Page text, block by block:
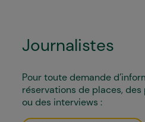
Journalistes
Pour toute demande
réservations de places,
ou des interviews :